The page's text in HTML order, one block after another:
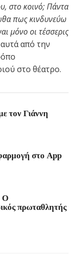
στο κοινό; Πάντα
πως κινδυνεύω
μόνο οι τέσσερις
από την
στο θέατρο.
τον Γιάννη
στο App
Ο
πρωταθλητής